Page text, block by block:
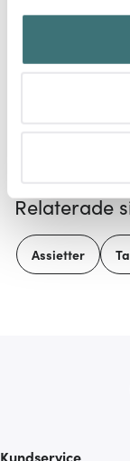
Samla in
kan ha en
Identifiera
Ta reda på mer
Du kan ändra
Vi använder
ska anpassas
gör också att vi
Låt dig
Relaterade
Assietter
Kundservice